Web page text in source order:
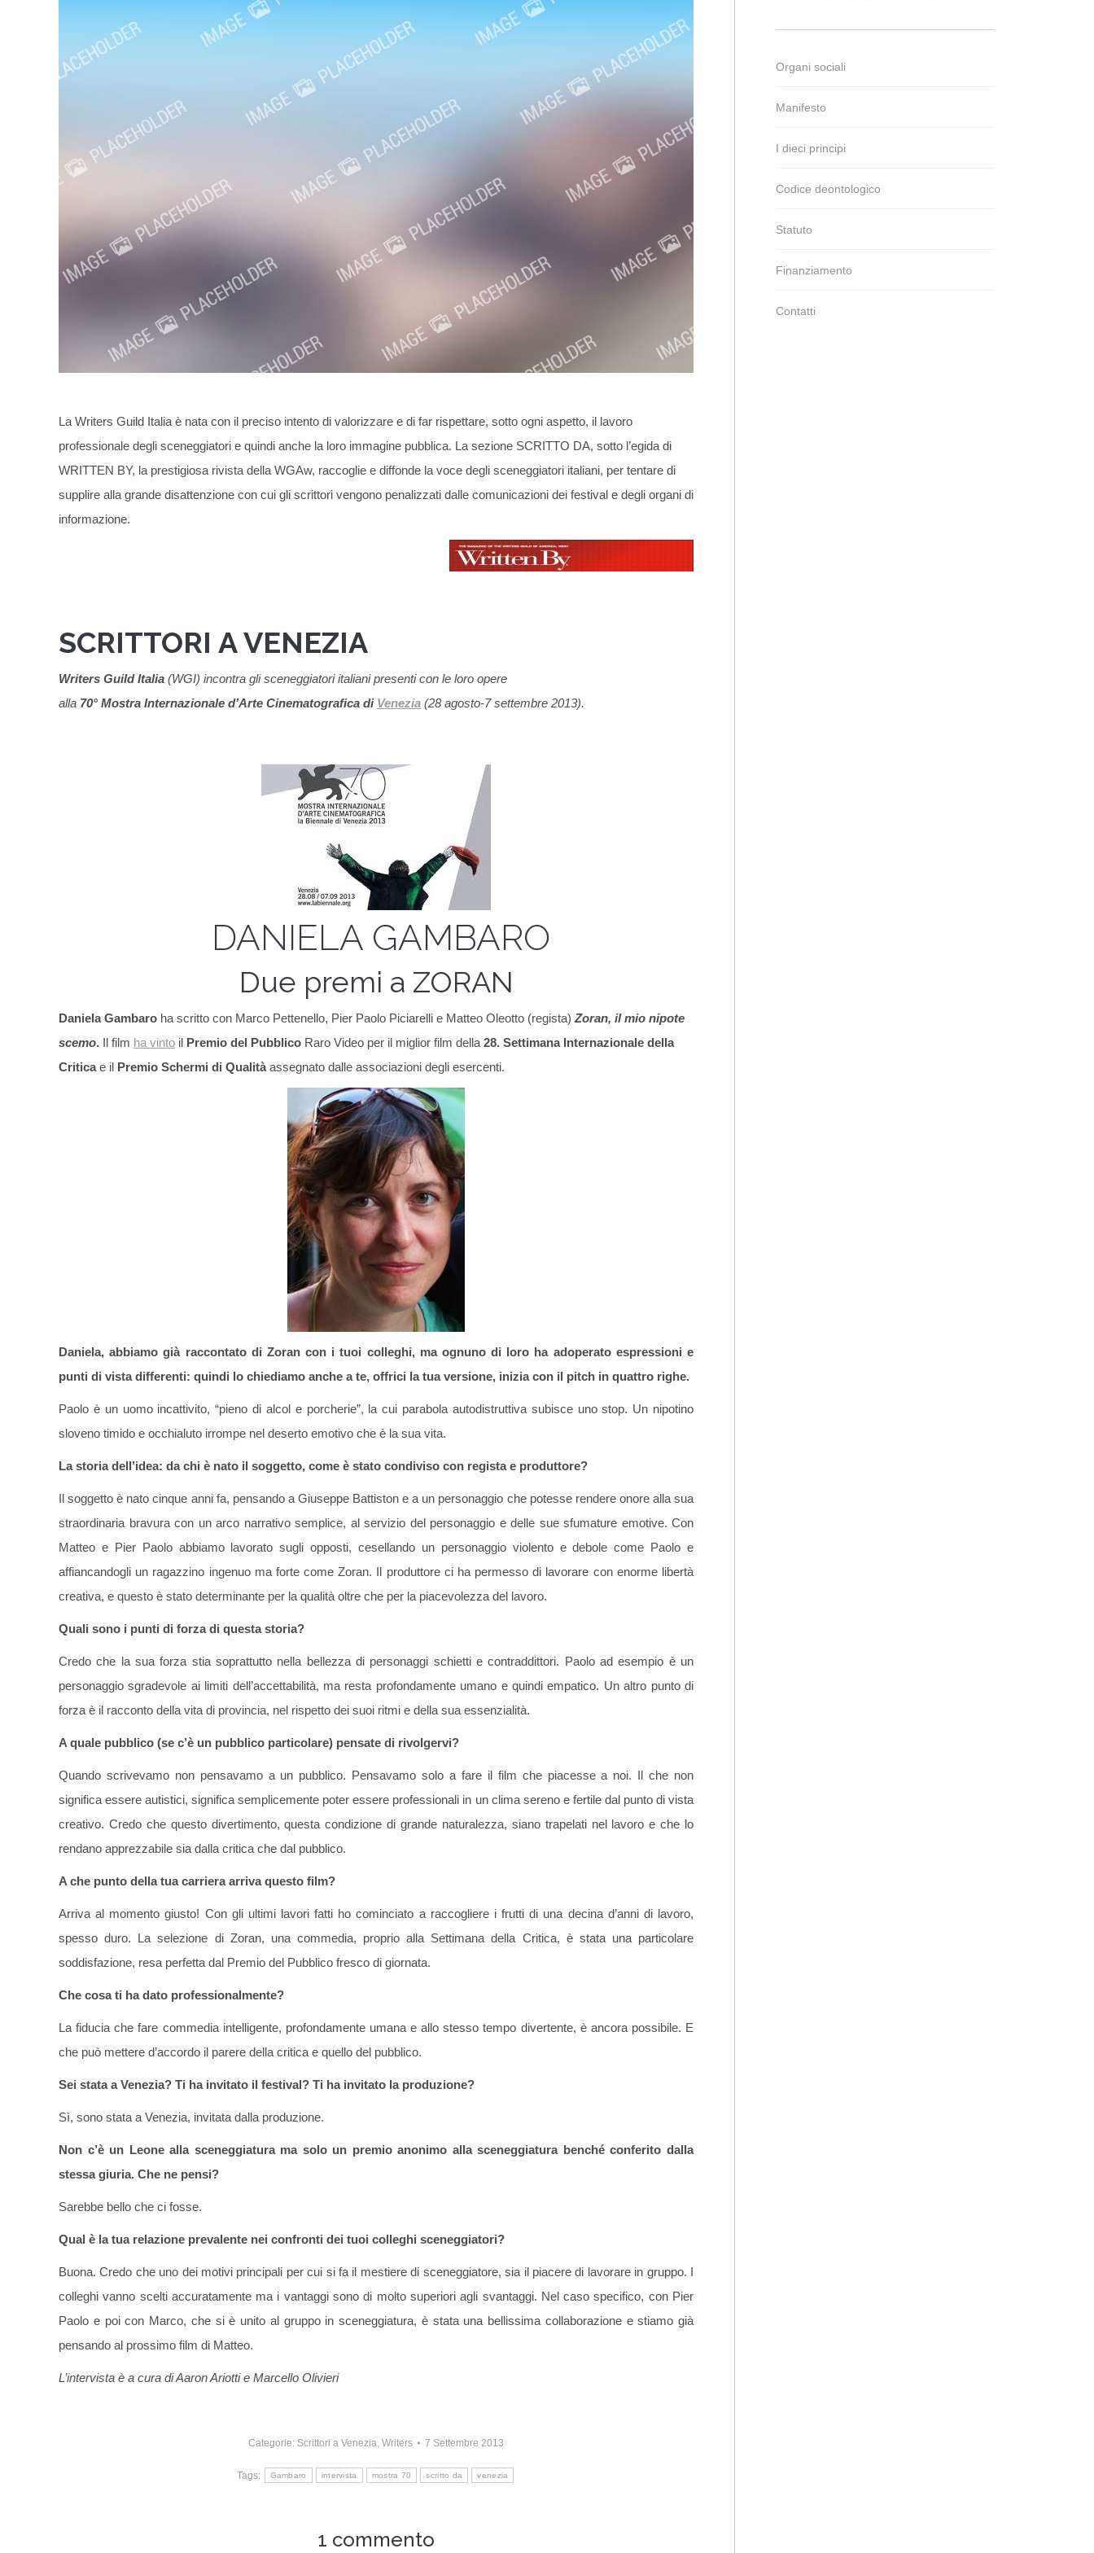
La Writers Guild Italia è nata con il preciso intento di valorizzare e di far rispettare, sotto ogni aspetto, il lavoro
professionale degli sceneggiatori e quindi anche la loro immagine pubblica. La sezione SCRITTO DA, sotto l’egida di
WRITTEN BY, la prestigiosa rivista della WGAw, raccoglie e diffonde la voce degli sceneggiatori italiani, per tentare di
supplire alla grande disattenzione con cui gli scrittori vengono penalizzati dalle comunicazioni dei festival e degli organi di
informazione.
SCRITTORI A VENEZIA
Writers Guild Italia (WGI) incontra gli sceneggiatori italiani presenti con le loro opere
alla 70° Mostra Internazionale d’Arte Cinematografica di Venezia (28 agosto-7 settembre 2013).
DANIELA GAMBARO
Due premi a ZORAN
Daniela Gambaro ha scritto con Marco Pettenello, Pier Paolo Piciarelli e Matteo Oleotto (regista) Zoran, il mio nipote
scemo. Il film ha vinto il Premio del Pubblico Raro Video per il miglior film della 28. Settimana Internazionale della
Criticae il Premio Schermi di Qualità assegnato dalle associazioni degli esercenti.
Daniela, abbiamo già raccontato di Zoran con i tuoi colleghi, ma ognuno di loro ha adoperato espressioni e
punti di vista differenti: quindi lo chiediamo anche a te, offrici la tua versione, inizia con il pitch in quattro righe.
Paolo è un uomo incattivito, “pieno di alcol e porcherie”, la cui parabola autodistruttiva subisce uno stop. Un nipotino
sloveno timido e occhialuto irrompe nel deserto emotivo che è la sua vita.
La storia dell’idea: da chi è nato il soggetto, come è stato condiviso con regista e produttore?
Il soggetto è nato cinque anni fa, pensando a Giuseppe Battiston e a un personaggio che potesse rendere onore alla sua
straordinaria bravura con un arco narrativo semplice, al servizio del personaggio e delle sue sfumature emotive. Con
Matteo e Pier Paolo abbiamo lavorato sugli opposti, cesellando un personaggio violento e debole come Paolo e
affiancandogli un ragazzino ingenuo ma forte come Zoran. Il produttore ci ha permesso di lavorare con enorme libertà
creativa, e questo è stato determinante per la qualità oltre che per la piacevolezza del lavoro.
Quali sono i punti di forza di questa storia?
Credo che la sua forza stia soprattutto nella bellezza di personaggi schietti e contraddittori. Paolo ad esempio è un
personaggio sgradevole ai limiti dell’accettabilità, ma resta profondamente umano e quindi empatico. Un altro punto di
forza è il racconto della vita di provincia, nel rispetto dei suoi ritmi e della sua essenzialità.
A quale pubblico (se c’è un pubblico particolare) pensate di rivolgervi?
Quando scrivevamo non pensavamo a un pubblico. Pensavamo solo a fare il film che piacesse a noi. Il che non
significa essere autistici, significa semplicemente poter essere professionali in un clima sereno e fertile dal punto di vista
creativo. Credo che questo divertimento, questa condizione di grande naturalezza, siano trapelati nel lavoro e che lo
rendano apprezzabile sia dalla critica che dal pubblico.
A che punto della tua carriera arriva questo film?
Arriva al momento giusto! Con gli ultimi lavori fatti ho cominciato a raccogliere i frutti di una decina d’anni di lavoro,
spesso duro. La selezione di Zoran, una commedia, proprio alla Settimana della Critica, è stata una particolare
soddisfazione, resa perfetta dal Premio del Pubblico fresco di giornata.
Che cosa ti ha dato professionalmente?
La fiducia che fare commedia intelligente, profondamente umana e allo stesso tempo divertente, è ancora possibile. E
che può mettere d’accordo il parere della critica e quello del pubblico.
Sei stata a Venezia? Ti ha invitato il festival? Ti ha invitato la produzione?
Sì, sono stata a Venezia, invitata dalla produzione.
Non c’è un Leone alla sceneggiatura ma solo un premio anonimo alla sceneggiatura benché conferito dalla
stessa giuria. Che ne pensi?
Sarebbe bello che ci fosse.
Qual è la tua relazione prevalente nei confronti dei tuoi colleghi sceneggiatori?
Buona. Credo che uno dei motivi principali per cui si fa il mestiere di sceneggiatore, sia il piacere di lavorare in gruppo. I
colleghi vanno scelti accuratamente ma i vantaggi sono di molto superiori agli svantaggi. Nel caso specifico, con Pier
Paolo e poi con Marco, che si è unito al gruppo in sceneggiatura, è stata una bellissima collaborazione e stiamo già
pensando al prossimo film di Matteo.
L’intervista è a cura di Aaron Ariotti e Marcello Olivieri
Categorie: Scrittori a Venezia, Writers 7 Settembre 2013
Tags: Gambaro intervista mostra 70 scritto da venezia
1 commento
Organi sociali
Manifesto
I dieci principi
Codice deontologico
Statuto
Finanziamento
Contatti